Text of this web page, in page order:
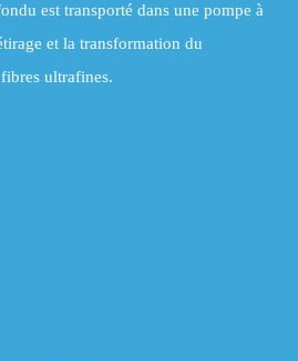
est transporté dans une pompe à
et la transformation du
ultrafines.